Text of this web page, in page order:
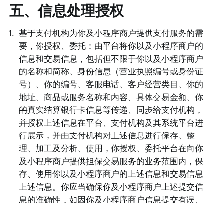
五、信息处理授权
1. 基于支付机构为你及小程序商户提供支付服务的需
要，你授权、委托：由平台将你以及小程序商户的
信息和交易信息，包括但不限于你以及小程序商户
的名称和简称、身份信息（营业执照编号或身份证
号）、你的编号、客服电话、客户经营类目、你的
地址、商品或服务名称和内容、具体交易金额、你
的真实结算银行卡信息等传递、同步给支付机构，
并授权上述信息在平台、支付机构及其系统平台进
行展示，并由支付机构对上述信息进行保存、整
理、加工及分析、使用，你授权、委托平台在向你
及小程序商户提供担保交易服务的业务范围内，保
存、使用你以及小程序商户的上述信息和交易信息
上述信息。你应当确保你及小程序商户上述提交信
息的准确性，如因你及小程序商户信息提交有误、